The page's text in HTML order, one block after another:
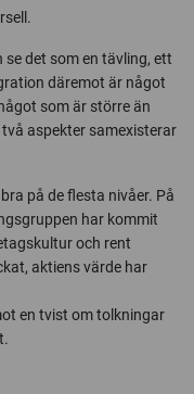
det som en tävling, ett
däremot är något
som är större än
aspekter samexisterar
på de flesta nivåer. På
har kommit
och rent
aktiens värde har
en tvist om tolkningar